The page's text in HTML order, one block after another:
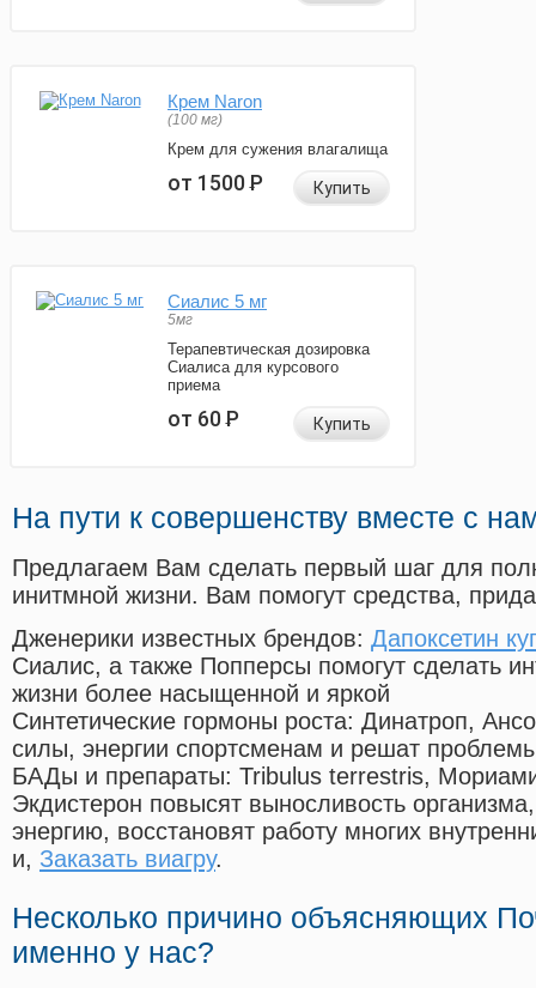
Крем Naron
(100 мг)
Крем для сужения влагалища
от 1500Р Купить
Сиалис 5 мг
5мг
Терапевтическая дозировка
Сиалиса для курсового
приема
от 60Р Купить
На пути к совершенству вместе с
Предлагаем Вам сделать первый шаг для
инитмной жизни. Вам помогут средства,
Дженерики известных брендов: Дапоксетин
Сиалис, а также Попперсы помогут сделать
жизни более насыщенной и яркой
Синтетические гормоны роста: Динатроп,
силы, энергии спортсменам и решат
БАДы и препараты: Tribulus terrestris,
Экдистерон повысят выносливость
энергию, восстановят работу многих
и, Заказать виагру.
Несколько причино объясняющих
именно у нас?